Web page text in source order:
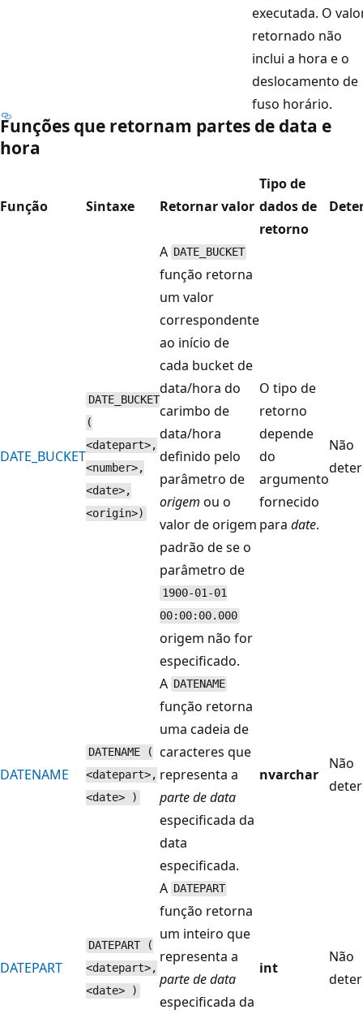
executada. O
retornado não
inclui a hora e o
deslocamento de
fuso horário.
Funções que retornam partes de data e
hora
Função Sintaxe Retornar valor
Tipo de
dados de
retorno
DATE_BUCKET
DATE_BUCKET
(
<datepart>,
<number>,
<date>,
<origin>)
A DATE_BUCKET
função retorna
um valor
correspondente
ao início de
cada bucket de
data/hora do
carimbo de
data/hora
definido pelo
parâmetro de
origem ou o
valor de origem
padrão de se o
parâmetro de
1900-01-01
00:00:00.000
origem não for
especificado.
O tipo de
retorno
depende
do
argumento
fornecido
para date.
Não
DATENAME
DATENAME (
<datepart>,
<date> )
A DATENAME
função retorna
uma cadeia de
caracteres que
representa a
parte de data
especificada da
data
especificada.
nvarchar
Não
DATEPART
DATEPART (
<datepart>,
<date> )
A DATEPART
função retorna
um inteiro que
representa a
parte de data
especificada da
int
Não